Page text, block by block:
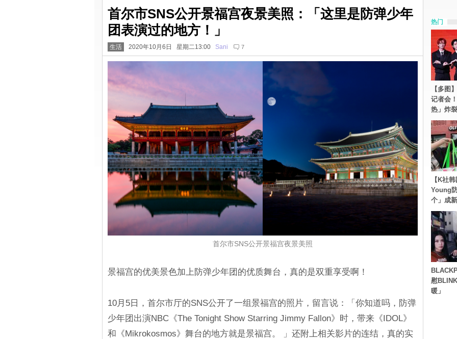
首尔市SNS公开景福宫夜景美照：「这里是防弹少年
团表演过的地方！」
生活 2020年10月6日 星期二13:00 Sani 7
首尔市SNS公开景福宫夜景美照
景福宫的优美景色加上防弹少年团的优质舞台，真的是双重享受啊！
10月5日，首尔市厅的SNS公开了一组景福宫的照片，留言说：「你知道吗，防弹
少年团出演NBC《The Tonight Show Starring Jimmy Fallon》时，带来《IDOL》
和《Mikrokosmos》舞台的地方就是景福宫。 」还附上相关影片的连结，真的实
热门
【多图
记者会
热」炸
【K社
Young
个」成
慰
暖」